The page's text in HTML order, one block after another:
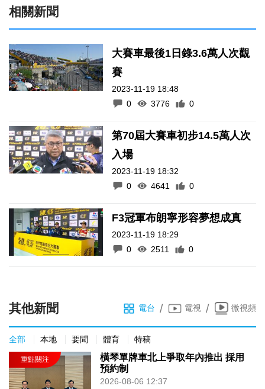
相關新聞
大賽車最後1日錄3.6萬人次觀
賽
2023-11-19 18:48
0
3776 0
第70屆大賽車初步14.5萬人次
入場
2023-11-19 18:32
0
4641 0
F3冠軍布朗寧形容夢想成真
2023-11-19 18:29
0
2511 0
其他新聞 電台 / 電視 / 微視頻
全部 本地 要聞 體育 特稿
橫琴單牌車北上爭取年內推出 採用
預約制
2026-08-06 12:37